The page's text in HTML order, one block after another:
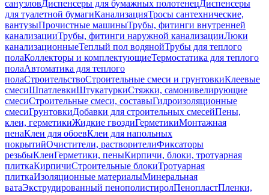
санузловДиспенсеры для бумажных полотенецДиспенсеры
для туалетной бумагиКанализацияТросы сантехнические,
вантузыПрочистные машиныТрубы, фитинги внутренней
канализацииТрубы, фитинги наружной канализацииЛюки
канализационныеТеплый пол водянойТрубы для теплого
полаКоллекторы и комплектующиеТермостатика для теплого
полаАвтоматика для теплого
полаСтроительствоСтроительные смеси и грунтовкиКлеевые
смесиШпатлевкиШтукатуркиСтяжки, самонивелирующие
смесиСтроительные смеси, составыГидроизоляционные
смесиГрунтовкиДобавки для строительных смесейПены,
клеи, герметикиЖидкие гвоздиГерметикиМонтажная
пенаКлеи для обоевКлеи для напольных
покрытийОчистители, растворителиФиксаторы
резьбыКлеиГерметики, пеныКирпичи, блоки, тротуарная
плиткаКирпичиСтроительные блокиТротуарная
плиткаИзоляционные материалыМинеральная
ватаЭкструдированный пенополистиролПенопластПленки,